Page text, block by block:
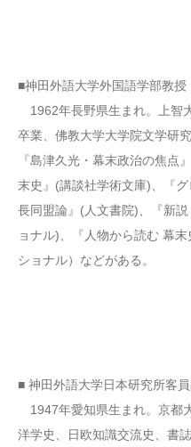
■神田外語大学外国語学部教
1962年長野県生まれ。上智
卒業、佛教大学大学院文学研
『島津久光・幕末政治の焦点
末史』(講談社学術文庫)、『
長同盟論』(人文書院)、『新
ョナル)、『人物から読む 幕
ショナル）などがある。
■ 神田外語大学日本研究所客
1947年愛知県生まれ。京都
洋学史、日欧知識交流史、書